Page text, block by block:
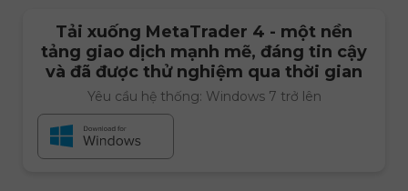
Tải xuống MetaTrader 4 - một nền
tảng giao dịch mạnh mẽ, đáng tin cậy
và đã được thử nghiệm qua thời gian
Yêu cầu hệ thống: Windows 7 trở lên